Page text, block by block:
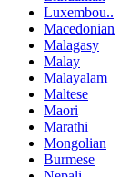
Luxembou..
Macedonian
Malagasy
Malay
Malayalam
Maltese
Maori
Marathi
Mongolian
Burmese